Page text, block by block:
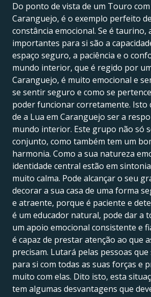
Do ponto de vista de um Touro com
Caranguejo, é o exemplo perfeito
constância emocional. Se é taurino,
importantes para si são a
espaço seguro, a paciência e o
mundo interior, que é regido por
Caranguejo, é muito emocional e
se sentir seguro e como se
poder funcionar corretamente. Isto
de a Lua em Caranguejo ser a
mundo interior. Este grupo não só
conjunto, como também tem um
harmonia. Como a sua natureza
identidade central estão em
muito calma. Pode alcançar o seu
decorar a sua casa de uma forma
e atraente, porque é paciente e
é um educador natural, pode dar a
um apoio emocional consistente e
é capaz de prestar atenção ao que
precisam. Lutará pelas pessoas que
para si com todas as suas forças e
muito com elas. Dito isto, esta
tem algumas desvantagens que